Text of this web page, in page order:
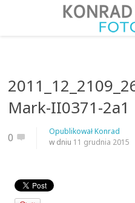
Mark-II0371-2a1
0 OpublikowałKonrad
w dniu 11 grudnia 2015